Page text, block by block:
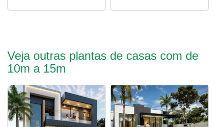
Veja outras plantas de casas com de
10m a 15m